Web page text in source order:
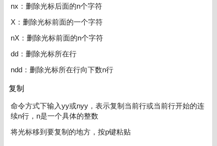
nx：删除光标后面的n个字符
X：删除光标前面的一个字符
nX：删除光标前面的n个字符
dd：删除光标所在行
ndd：删除光标所在行向下数n行
复制
命令方式下输入yy或nyy，表示复制当前行或当前行开始的连
续n行，n是一个具体的整数
将光标移到要复制的地方，按p键粘贴